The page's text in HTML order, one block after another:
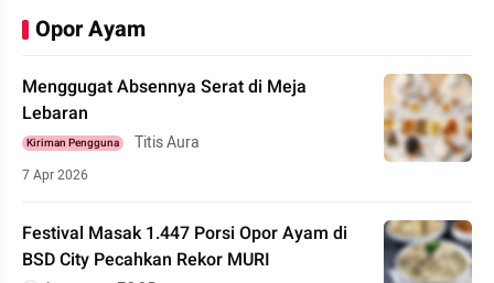
Opor Ayam
Menggugat Absennya Serat di Meja
Lebaran
Kiriman Pengguna Titis Aura
7 Apr 2026
Festival Masak 1.447 Porsi Opor Ayam di
BSD City Pecahkan Rekor MURI